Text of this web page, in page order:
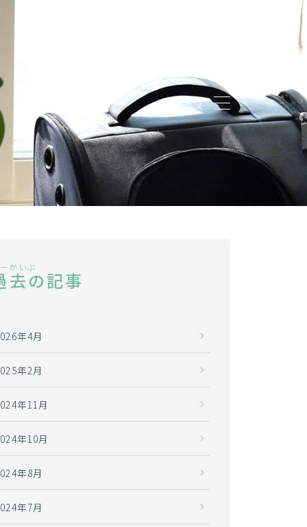
かいぶ
去の記事
年4月
年2月
年11月
年10月
年8月
年7月